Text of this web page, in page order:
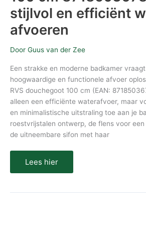
stijlvol en efficiënt
afvoeren
Door Guus van der Zee
Een strakke en moderne badkamer
hoogwaardige en functionele afvoer
RVS douchegoot 100 cm (EAN:
alleen een efficiënte waterafvoer, maar
en minimalistische uitstraling toe aan je
roestvrijstalen ontwerp, de flens voor
de uitneembare sifon met haar
Lees hier